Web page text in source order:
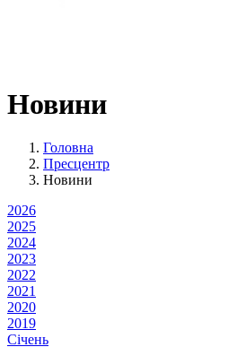
Новини
Головна
Пресцентр
Новини
2026
2025
2024
2023
2022
2021
2020
2019
Січень